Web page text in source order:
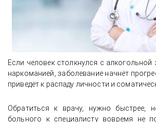
Если человек столкнулся с
наркоманией, заболевание начнёт
приведёт к распаду личности и
Обратиться к врачу, нужно быстрее,
больного к специалисту вовремя не